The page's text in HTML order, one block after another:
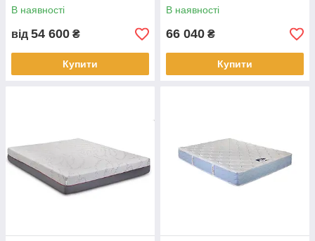
В наявності
від 54 600 ₴
Купити
В наявності
66 040 ₴
Купити